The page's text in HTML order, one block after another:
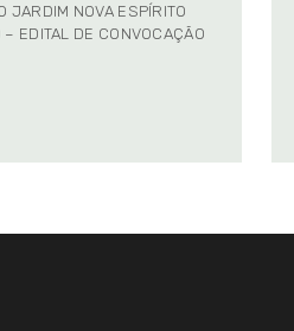
JARDIM NOVA ESPÍRITO
– EDITAL DE CONVOCAÇÃO